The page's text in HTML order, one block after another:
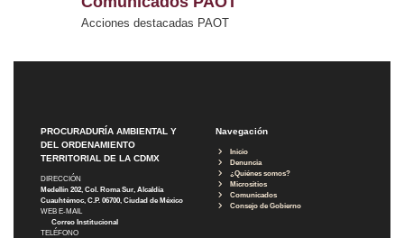
Acciones destacadas PAOT
PROCURADURÍA AMBIENTAL Y
DEL ORDENAMIENTO
TERRITORIAL DE LA CDMX
DIRECCIÓN
Medellín 202, Col. Roma Sur, Alcaldía
Cuauhtémoc, C.P. 06700, Ciudad de México
WEB E-MAIL
Correo Institucional
TELÉFONO
Navegación
Inicio
Denuncia
¿Quiénes somos?
Micrositios
Comunicados
Consejo de Gobierno